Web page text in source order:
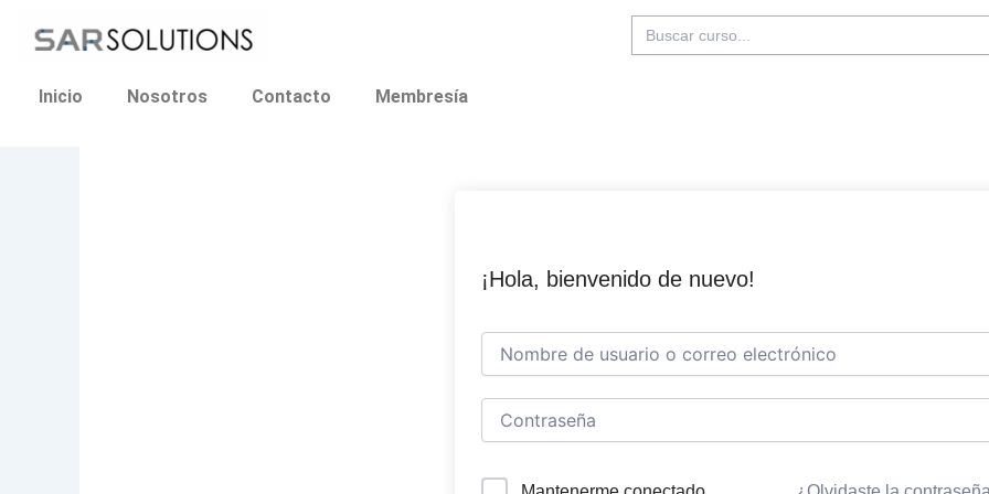
Buscar:
Inicio Nosotros Contacto Membresía
¡Hola, bienvenido de nuevo!